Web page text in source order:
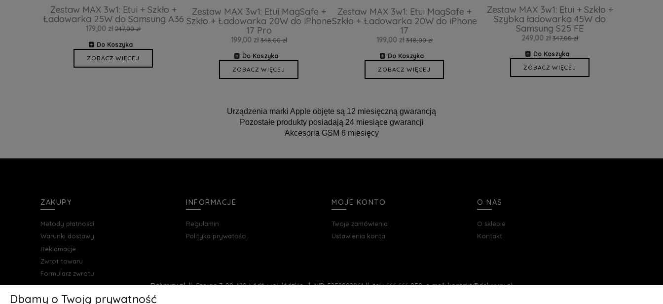
Zestaw MAX 3w1: Etui + Szkło +
Ładowarka 25W do Samsung A36
179,00 zł 247,00 zł
Do Koszyka
ZOBACZ WIĘCEJ
Zestaw MAX 3w1: Etui MagSafe +
Szkło + Ładowarka 20W do iPhone
17 Pro
199,00 zł 348,00 zł
Do Koszyka
ZOBACZ WIĘCEJ
Zestaw MAX 3w1: Etui MagSafe +
Szkło + Ładowarka 20W do iPhone
17
199,00 zł 348,00 zł
Do Koszyka
ZOBACZ WIĘCEJ
Zestaw MAX 3w1: Etui + Szkło +
Szybka ładowarka 45W do
Samsung S25 FE
249,00 zł 347,00 zł
Do Koszyka
ZOBACZ WIĘCEJ
Urządzenia marki Apple objęte są 12 miesięczną gwarancją
Pozostałe produkty posiadają 24 miesiące gwarancji
Akcesoria GSM 6 miesięcy
ZAKUPY
Metody płatności
Warunki dostawy
Reklamacje
Zwrot towaru
Formularz zwrotu
INFORMACJE
Regulamin
Polityka prywatości
MOJE KONTO
Twoje zamówienia
Ustawienia konta
O NAS
O sklepie
Kontakt
Deluxury.pl|| Struga 7, 90-420 Łódź, woj. łódzkie || NIP: 5252902064 || tel.: 666 666 950, e-mail: kontakt@deluxury.pl
Dbamy o Twoją prywatność